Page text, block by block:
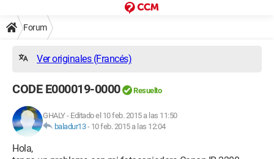
Forum
Ver originales (Francés)
CODE E000019-0000 Resuelto
GHALY- Editado el 10 feb. 2015 a las 11:50
baladur13- 10 feb. 2015 a las 12:04
Hola,